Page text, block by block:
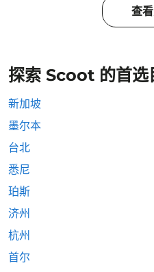
查
探索 Scoot 的首选
新加坡
墨尔本
台北
悉尼
珀斯
济州
杭州
首尔